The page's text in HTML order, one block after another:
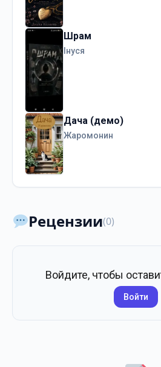
Шрам
Інуся
Дача (демо)
Жаромонин
Рецензии(0)
Войдите, чтобы
Войти